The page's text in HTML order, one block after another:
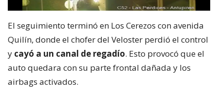
El seguimiento terminó en Los Cerezos con avenida
Quilín, donde el chofer del Veloster perdió el control
y cayó a un canal de regadío. Esto provocó que el
auto quedara con su parte frontal dañada y los
airbags activados.